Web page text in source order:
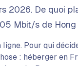
2026. De quoi
Mbit/s de Hong
Pour qui
: héberger en